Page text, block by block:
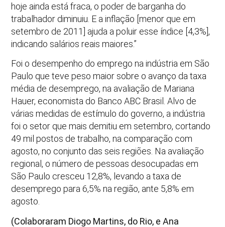
hoje ainda está fraca, o poder de barganha do
trabalhador diminuiu. E a inflação [menor que em
setembro de 2011] ajuda a poluir esse índice [4,3%],
indicando salários reais maiores.”
Foi o desempenho do emprego na indústria em São
Paulo que teve peso maior sobre o avanço da taxa
média de desemprego, na avaliação de Mariana
Hauer, economista do Banco ABC Brasil. Alvo de
várias medidas de estímulo do governo, a indústria
foi o setor que mais demitiu em setembro, cortando
49 mil postos de trabalho, na comparação com
agosto, no conjunto das seis regiões. Na avaliação
regional, o número de pessoas desocupadas em
São Paulo cresceu 12,8%, levando a taxa de
desemprego para 6,5% na região, ante 5,8% em
agosto.
(Colaboraram Diogo Martins, do Rio, e Ana